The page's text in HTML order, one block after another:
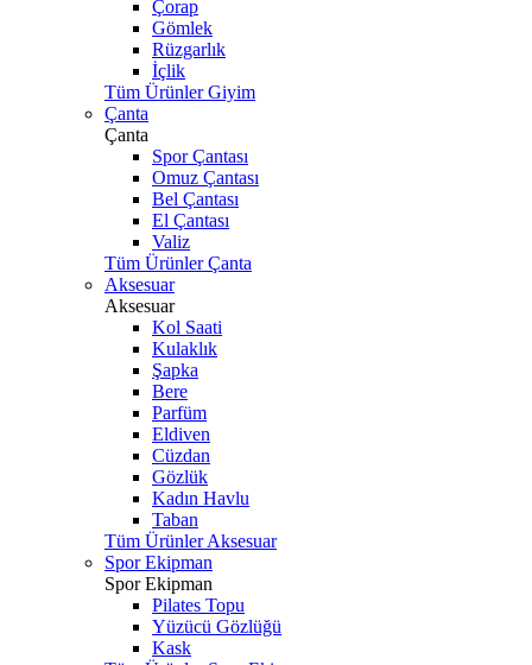
Çorap
Gömlek
Rüzgarlık
İçlik
Tüm Ürünler Giyim
Çanta
Çanta
Spor Çantası
Omuz Çantası
Bel Çantası
El Çantası
Valiz
Tüm Ürünler Çanta
Aksesuar
Aksesuar
Kol Saati
Kulaklık
Şapka
Bere
Parfüm
Eldiven
Cüzdan
Gözlük
Kadın Havlu
Taban
Tüm Ürünler Aksesuar
Spor Ekipman
Spor Ekipman
Pilates Topu
Yüzücü Gözlüğü
Kask